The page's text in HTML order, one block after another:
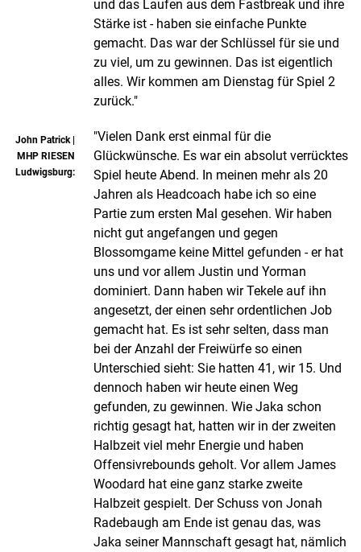
und das Laufen aus dem Fastbreak und ihre
Stärke ist - haben sie einfache Punkte
gemacht. Das war der Schlüssel für sie und
zu viel, um zu gewinnen. Das ist eigentlich
alles. Wir kommen am Dienstag für Spiel 2
zurück."
John Patrick |
MHP RIESEN
Ludwigsburg:
"Vielen Dank erst einmal für die
Glückwünsche. Es war ein absolut verrücktes
Spiel heute Abend. In meinen mehr als 20
Jahren als Headcoach habe ich so eine
Partie zum ersten Mal gesehen. Wir haben
nicht gut angefangen und gegen
Blossomgame keine Mittel gefunden - er hat
uns und vor allem Justin und Yorman
dominiert. Dann haben wir Tekele auf ihn
angesetzt, der einen sehr ordentlichen Job
gemacht hat. Es ist sehr selten, dass man
bei der Anzahl der Freiwürfe so einen
Unterschied sieht: Sie hatten 41, wir 15. Und
dennoch haben wir heute einen Weg
gefunden, zu gewinnen. Wie Jaka schon
richtig gesagt hat, hatten wir in der zweiten
Halbzeit viel mehr Energie und haben
Offensivrebounds geholt. Vor allem James
Woodard hat eine ganz starke zweite
Halbzeit gespielt. Der Schuss von Jonah
Radebaugh am Ende ist genau das, was
Jaka seiner Mannschaft gesagt hat, nämlich